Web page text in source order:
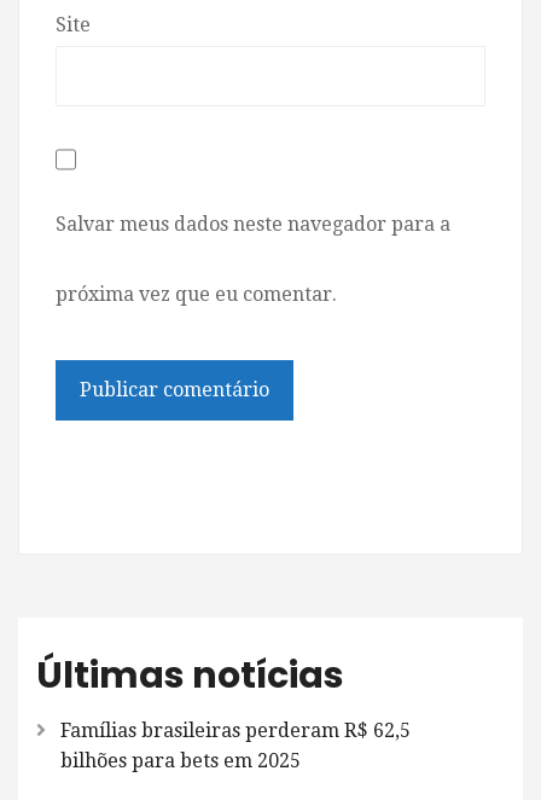
Site
Salvar meus dados neste navegador para a
próxima vez que eu comentar.
Últimas notícias
Famílias brasileiras perderam R$ 62,5
bilhões para bets em 2025